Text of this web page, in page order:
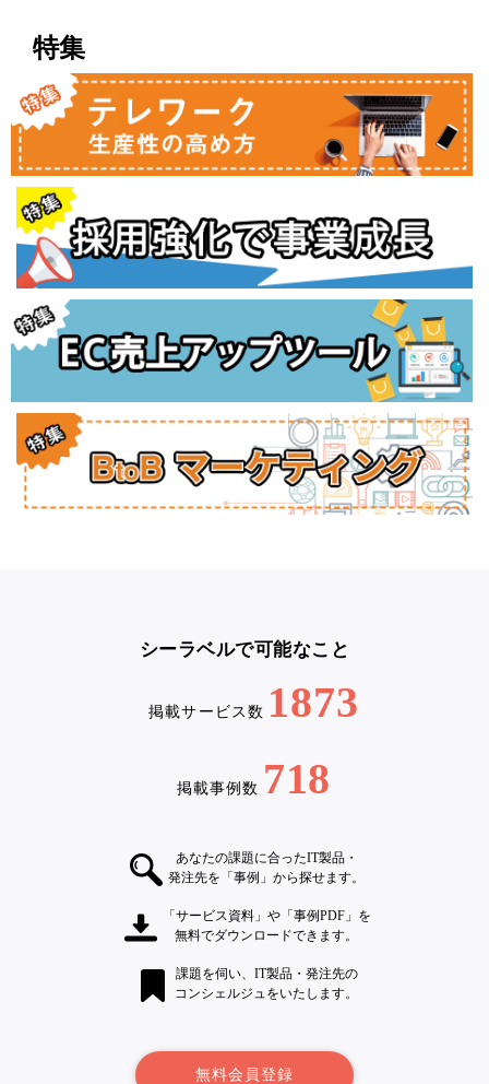
特集
シーラベルで可能なこと
掲載サービス数 1873
掲載事例数 718
あなたの課題に合ったIT製品・
発注先を「事例」から探せます。
「サービス資料」や「事例PDF」を
無料でダウンロードできます。
課題を伺い、IT製品・発注先の
コンシェルジュをいたします。
無料会員登録